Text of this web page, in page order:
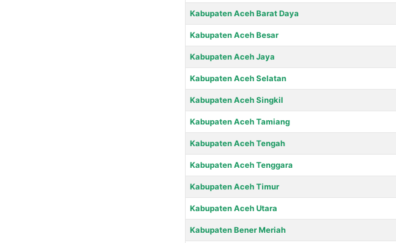
Kabupaten Aceh Barat Daya
Kabupaten Aceh Besar
Kabupaten Aceh Jaya
Kabupaten Aceh Selatan
Kabupaten Aceh Singkil
Kabupaten Aceh Tamiang
Kabupaten Aceh Tengah
Kabupaten Aceh Tenggara
Kabupaten Aceh Timur
Kabupaten Aceh Utara
Kabupaten Bener Meriah